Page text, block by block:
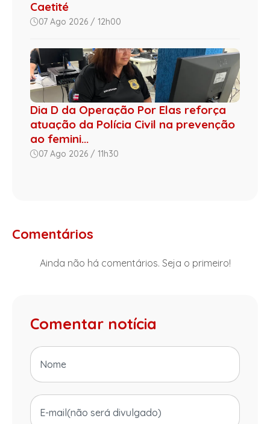
Caetité
07 Ago 2026 / 12h00
Dia D da Operação Por Elas reforça
atuação da Polícia Civil na prevenção
ao femini...
07 Ago 2026 / 11h30
Comentários
Ainda não há comentários. Seja o primeiro!
Comentar notícia